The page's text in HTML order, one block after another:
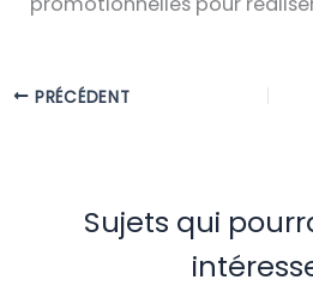
PRÉCÉDENT
Sujets qui